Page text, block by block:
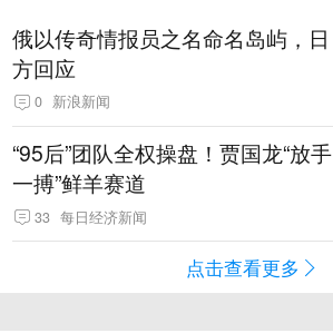
俄以传奇情报员之名命名岛屿，日
方回应
0 新浪新闻
“95后”团队全权操盘！贾国龙“放手
一搏”鲜羊赛道
33 每日经济新闻
点击查看更多